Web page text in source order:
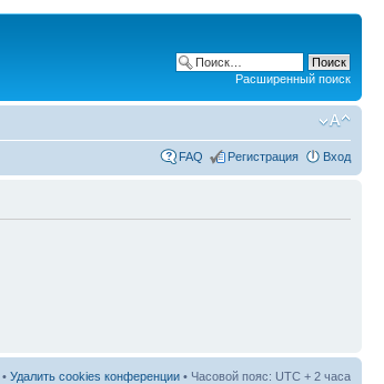
Расширенный поиск
FAQ Регистрация Вход
• Удалить cookies конференции • Часовой пояс: UTC + 2 часа